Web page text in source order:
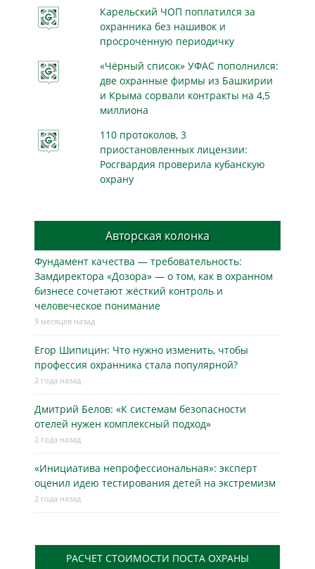
Карельский ЧОП поплатился за
охранника без нашивок и
просроченную периодичку
«Чёрный список» УФАС пополнился:
две охранные фирмы из Башкирии
и Крыма сорвали контракты на 4,5
миллиона
110 протоколов, 3
приостановленных лицензии:
Росгвардия проверила кубанскую
охрану
Авторская колонка
Фундамент качества — требовательность:
Замдиректора «Дозора» — о том, как в охранном
бизнесe сочетают жёсткий контроль и
человеческое понимание
9 месяцев назад
Егор Шипицин: Что нужно изменить, чтобы
профессия охранника стала популярной?
2 года назад
Дмитрий Белов: «К системам безопасности
отелей нужен комплексный подход»
2 года назад
«Инициатива непрофессиональная»: эксперт
оценил идею тестирования детей на экстремизм
2 года назад
РАСЧЕТ СТОИМОСТИ ПОСТА ОХРАНЫ